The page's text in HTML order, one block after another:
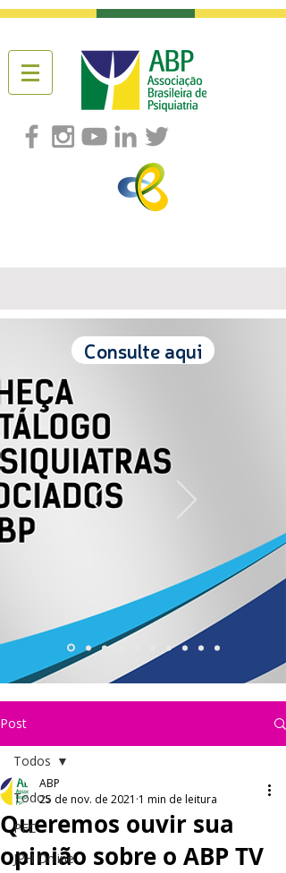
Consulte aqui
Post
Todos
PEC
JPH Online
Todos
Queremos ouvir sua
opinião sobre o ABP TV
ABP
25 de nov. de 2021 1 min de leitura